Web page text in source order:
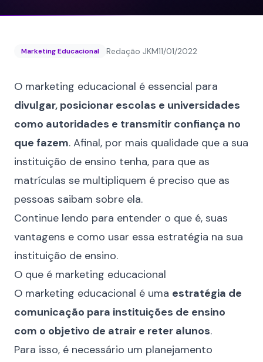
Marketing Educacional Redação JKM11/01/2022
O marketing educacional é essencial para
divulgar, posicionar escolas e universidades
como autoridades e transmitir confiança no
que fazem. Afinal, por mais qualidade que a sua
instituição de ensino tenha, para que as
matrículas se multipliquem é preciso que as
pessoas saibam sobre ela.
Continue lendo para entender o que é, suas
vantagens e como usar essa estratégia na sua
instituição de ensino.
O que é marketing educacional
O marketing educacional é uma estratégia de
comunicação para instituições de ensino
com o objetivo de atrair e reter alunos.
Para isso, é necessário um planejamento